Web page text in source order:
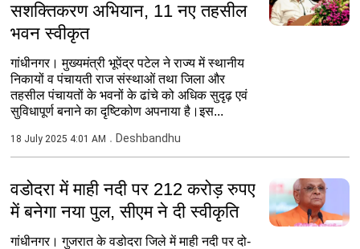
सशक्तिकरण अभियान, 11 नए तहसील
भवन स्वीकृत
गांधीनगर। मुख्यमंत्री भूपेंद्र पटेल ने राज्य में स्थानीय
निकायों व पंचायती राज संस्थाओं तथा जिला और
तहसील पंचायतों के भवनों के ढांचे को अधिक सुदृढ़ एवं
सुविधापूर्ण बनाने का दृष्टिकोण अपनाया है।इस...
18 July 2025 4:01 AM Deshbandhu
वडोदरा में माही नदी पर 212 करोड़ रुपए
में बनेगा नया पुल, सीएम ने दी स्वीकृति
गांधीनगर। गुजरात के वडोदरा जिले में माही नदी पर दो-